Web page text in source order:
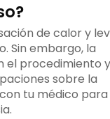
de calor y
Sin embargo, la
el procedimiento
sobre la
tu médico para